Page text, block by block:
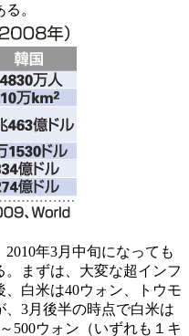
。
年3月中旬になっても
まずは、大変な超インフ
白米は40ウォン、トウモ
、3月後半の時点で白米は
500ウォン（いずれも１キ